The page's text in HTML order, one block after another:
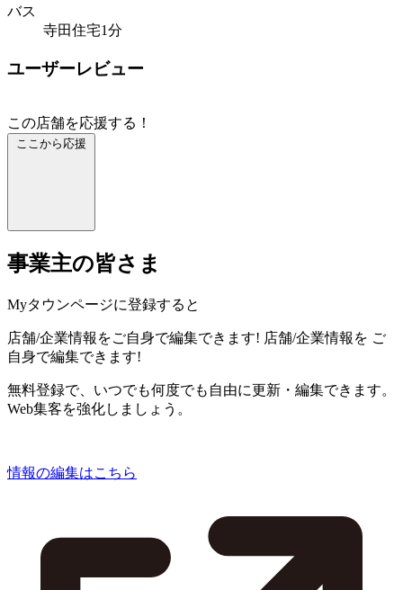
バス
寺田住宅1分
ユーザーレビュー
この店舗を応援する！
ここから応援
事業主の皆さま
Myタウンページに登録すると
店舗/企業情報をご自身で編集できます! 店舗/企業情報を ご
自身で編集できます!
無料登録で、いつでも何度でも自由に更新・編集できます。
Web集客を強化しましょう。
情報の編集はこちら